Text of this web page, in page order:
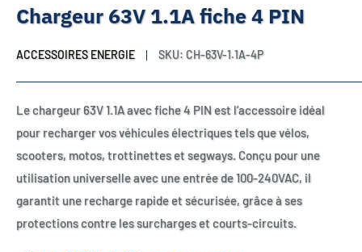
Chargeur 63V 1.1A fiche 4 PIN
ACCESSOIRES ENERGIE SKU: CH-63V-1.1A-4P
Le chargeur 63V 1.1A avec fiche 4 PIN est l’accessoire idéal
pour recharger vos véhicules électriques tels que vélos,
scooters, motos, trottinettes et segways. Conçu pour une
utilisation universelle avec une entrée de 100-240VAC, il
garantit une recharge rapide et sécurisée, grâce à ses
protections contre les surcharges et courts-circuits.